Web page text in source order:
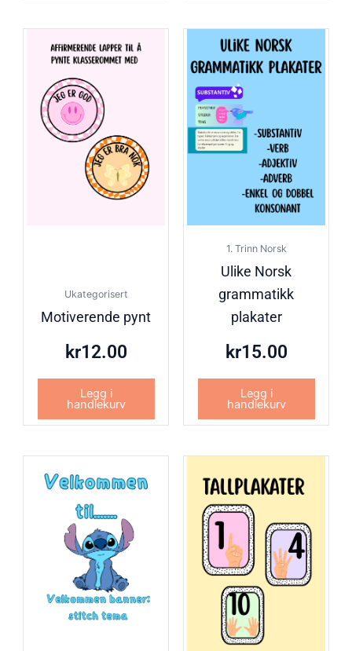
Ukategorisert
Motiverende pynt
kr12.00
Legg i
handlekurv
1. Trinn Norsk
Ulike Norsk
grammatikk
plakater
kr15.00
Legg i
handlekurv